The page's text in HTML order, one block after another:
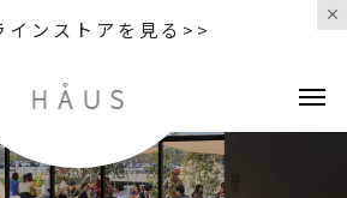
インストアを見る>>